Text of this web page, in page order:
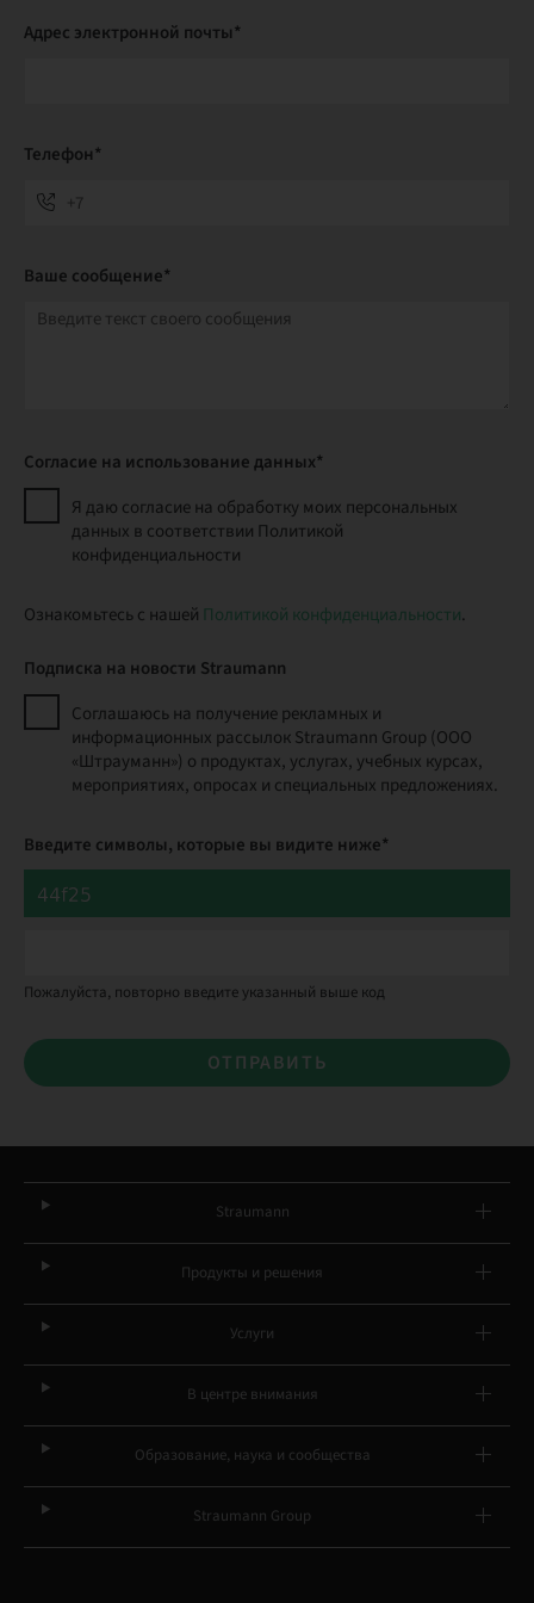
Адрес электронной почты*
Телефон*
Ваше сообщение*
Согласие на использование данных*
Я даю согласие на обработку моих персональных
данных в соответствии Политикой
конфиденциальности
Ознакомьтесь с нашей Политикой конфиденциальности.
Подписка на новости Straumann
Соглашаюсь на получение рекламных и
информационных рассылок Straumann Group (ООО
«Штрауманн») о продуктах, услугах, учебных курсах,
мероприятиях, опросах и специальных предложениях.
Введите символы, которые вы видите ниже*
Пожалуйста, повторно введите указанный выше код
ОТПРАВИТЬ
Straumann
Продукты и решения
Услуги
В центре внимания
Образование, наука и сообщества
Straumann Group